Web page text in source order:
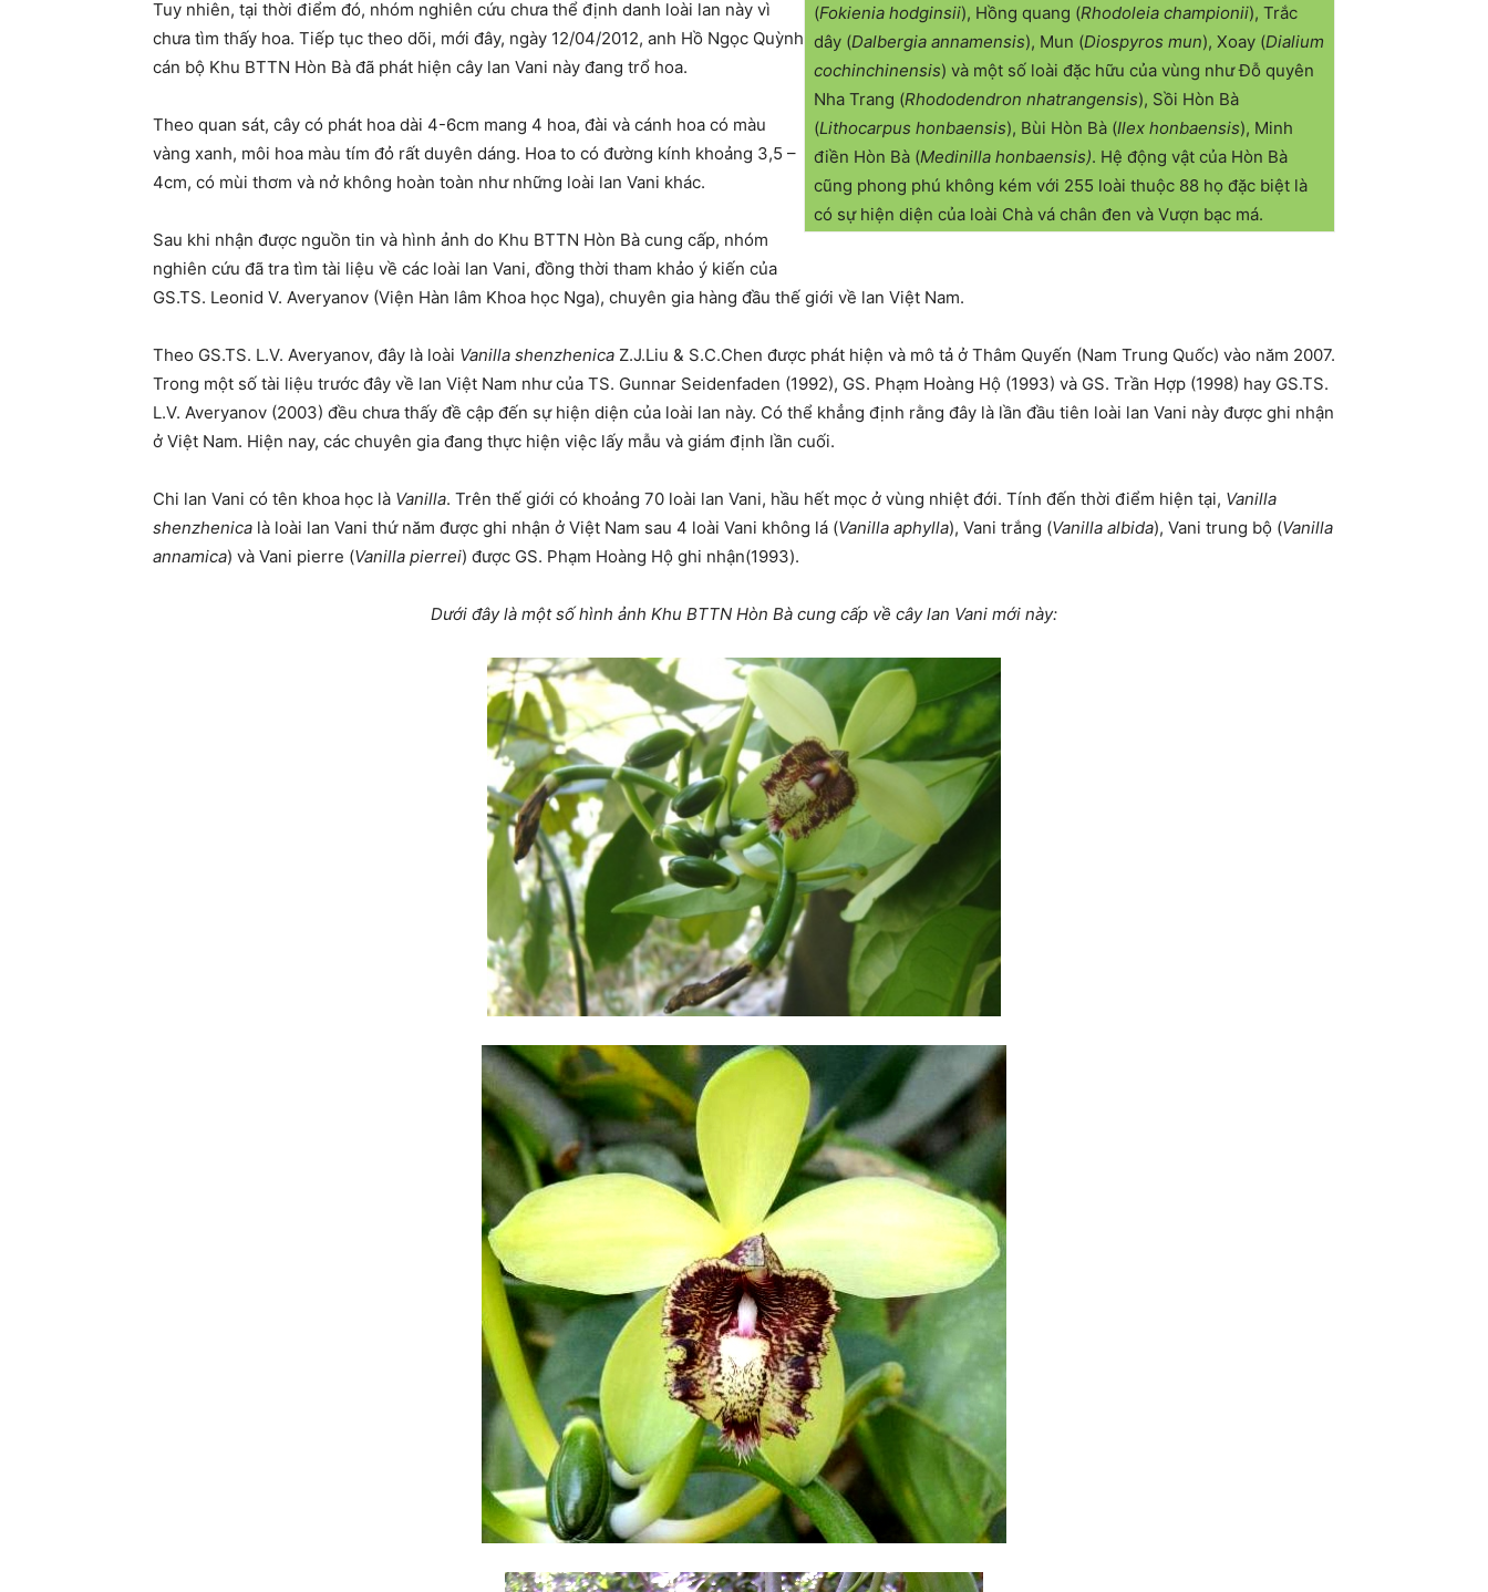
(Fokienia hodginsii), Hồng quang (Rhodoleia championii), Trắc
dây (Dalbergia annamensis), Mun (Diospyros mun), Xoay (Dialium
cochinchinensis) và một số loài đặc hữu của vùng như Đỗ quyên
Nha Trang (Rhododendron nhatrangensis), Sồi Hòn Bà
(Lithocarpus honbaensis), Bùi Hòn Bà (Ilex honbaensis), Minh
điền Hòn Bà (Medinilla honbaensis). Hệ động vật của Hòn Bà
cũng phong phú không kém với 255 loài thuộc 88 họ đặc biệt là
có sự hiện diện của loài Chà vá chân đen và Vượn bạc má.
Tuy nhiên, tại thời điểm đó, nhóm nghiên cứu chưa thể định danh loài lan này vì
chưa tìm thấy hoa. Tiếp tục theo dõi, mới đây, ngày 12/04/2012, anh Hồ Ngọc Quỳnh
cán bộ Khu BTTN Hòn Bà đã phát hiện cây lan Vani này đang trổ hoa.
Theo quan sát, cây có phát hoa dài 4-6cm mang 4 hoa, đài và cánh hoa có màu
vàng xanh, môi hoa màu tím đỏ rất duyên dáng. Hoa to có đường kính khoảng 3,5 –
4cm, có mùi thơm và nở không hoàn toàn như những loài lan Vani khác.
Sau khi nhận được nguồn tin và hình ảnh do Khu BTTN Hòn Bà cung cấp, nhóm
nghiên cứu đã tra tìm tài liệu về các loài lan Vani, đồng thời tham khảo ý kiến của
GS.TS. Leonid V. Averyanov (Viện Hàn lâm Khoa học Nga), chuyên gia hàng đầu thế giới về lan Việt Nam.
Theo GS.TS. L.V. Averyanov, đây là loài Vanilla shenzhenica Z.J.Liu & S.C.Chen được phát hiện và mô tả ở Thâm Quyến (Nam Trung Quốc) vào năm 2007.
Trong một số tài liệu trước đây về lan Việt Nam như của TS. Gunnar Seidenfaden (1992), GS. Phạm Hoàng Hộ (1993) và GS. Trần Hợp (1998) hay GS.TS.
L.V. Averyanov (2003) đều chưa thấy đề cập đến sự hiện diện của loài lan này. Có thể khẳng định rằng đây là lần đầu tiên loài lan Vani này được ghi nhận
ở Việt Nam. Hiện nay, các chuyên gia đang thực hiện việc lấy mẫu và giám định lần cuối.
Chi lan Vani có tên khoa học là Vanilla. Trên thế giới có khoảng 70 loài lan Vani, hầu hết mọc ở vùng nhiệt đới. Tính đến thời điểm hiện tại, Vanilla
shenzhenica là loài lan Vani thứ năm được ghi nhận ở Việt Nam sau 4 loài Vani không lá (Vanilla aphylla), Vani trắng (Vanilla albida), Vani trung bộ (Vanilla
annamica) và Vani pierre (Vanilla pierrei) được GS. Phạm Hoàng Hộ ghi nhận(1993).
Dưới đây là một số hình ảnh Khu BTTN Hòn Bà cung cấp về cây lan Vani mới này: